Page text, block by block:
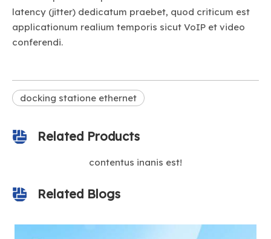
latency (jitter) dedicatum praebet, quod criticum est
applicationum realium temporis sicut VoIP et video
conferendi.
docking statione ethernet
Related Products
contentus inanis est!
Related Blogs